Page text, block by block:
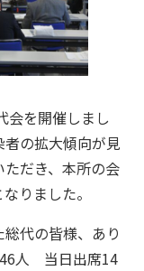
会を開催しまし
の拡大傾向が見
だき、本所の会
りました。
代の皆様、あり
人 当日出席14